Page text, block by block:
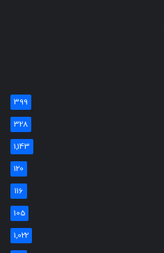
399
328
1,143
120
116
105
1,022